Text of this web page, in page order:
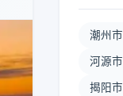
潮州市
河源市
揭阳市